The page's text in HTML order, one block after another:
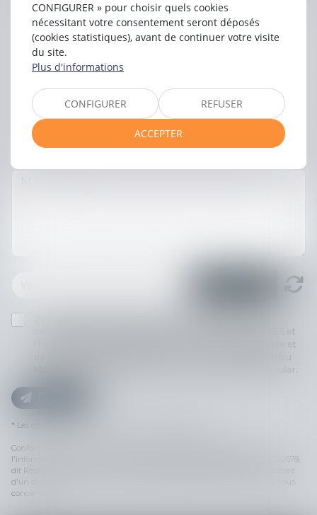
informatiquement par MEDIATION TOULOUSE PYRENEES et
l'hébergeur du présent site dans le cadre de ma demande et
Maître Christine BRUNIQUEL-LABATUT qui peut en découler.
* Les champs suivis d'un astérisque sont obligatoires.
Conformément à la loi n°78-17 du 6 janvier 1978 modifiée relative à
l'informatique, aux fichiers et aux libertés, et au règlement européen 2016/679,
dit Règlement Général sur la Protection des Données (RGPD), vous disposez
d'un droit d'accès, de rectification, de suppression des informations qui vous
concernent.
CONFIGURER » pour choisir quels cookies
nécessitant votre consentement seront déposés
(cookies statistiques), avant de continuer votre visite
du site.
Plus d'informations
CONFIGURER REFUSER
ACCEPTER